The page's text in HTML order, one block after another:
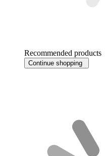
Recommended products
Continue shopping